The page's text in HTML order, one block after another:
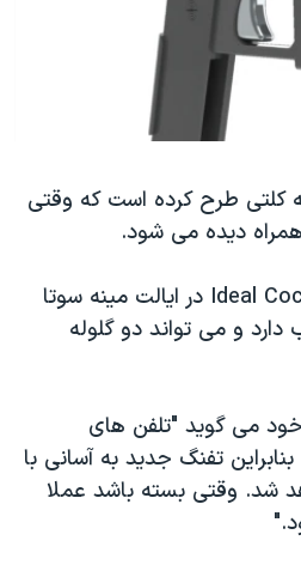
ایران
کلتی طرح کرده است که وقتی
دیده می شود.
این اسلحه، که شرکت Ideal Coceal در ایالت مینه سوتا
و می تواند دو گلوله
می گوید "تلفن های
تفنگ جدید به آسانی با
شد. وقتی بسته باشد عملا